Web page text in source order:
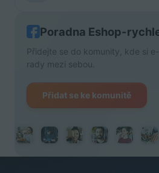
Poradna Eshop-
Přidejte se do komunity, kde si
rady mezi sebou.
Přidat se ke komunitě